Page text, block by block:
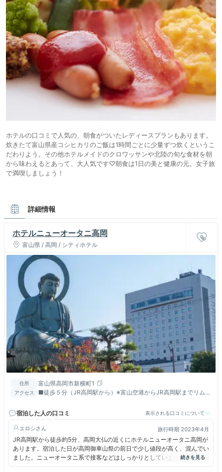
ホテルの口コミで人気の、朝食がついたレディースプランもあります。
炊きたて富山県産コシヒカリのご飯は1時間ごとに少量ずつ炊くというこ
だわりよう。その他ホテルメイドのクロワッサンや北陸の旬な食材を朝
から味わえるとあって、大人気です♡朝食は1日の美と健康の元。女子旅
で満喫しましょう！
詳細情報
ホテルニューオータニ高岡
富山県 / 高岡 / シティホテル
住所 富山県高岡市新横町1
アクセス
■徒歩５分（JR高岡駅から）※富山空港からJR高岡駅までリムジ
宿泊した人の口コミ
表示される口コミについて
エロシ 旅行時期 2023年4月
JR高岡駅から徒歩約5分、高岡大仏の近くにホテルニューオータニ高岡が
あります。宿泊した日が高岡御車山祭の前日で少し値段が高く、混んでい
ました。ニューオータニ系で接客などはしっかりとしていましたが、設備
はちょっと古びた感じは否めません。部屋からは大仏、高岡城址公園が良